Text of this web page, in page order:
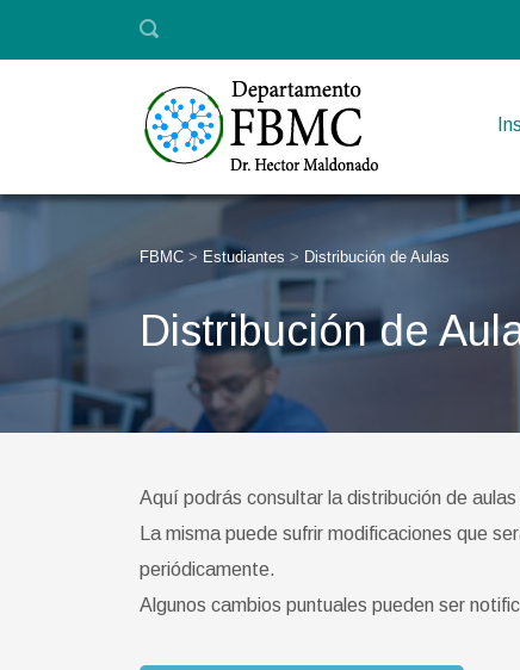
FBMC > Estudiantes > Distribución de Aulas
Distribución de
Aquí podrás consultar la distribución de
La misma puede sufrir modificaciones que
periódicamente.
Algunos cambios puntuales pueden ser